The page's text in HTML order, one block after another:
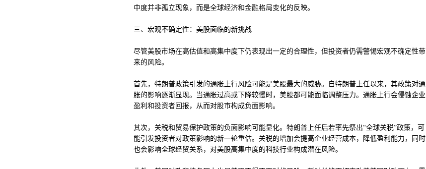
中度并非孤立现象，而是全球经济和金融格局变化的反映。
三、宏观不确定性：美股面临的新挑战
尽管美股市场在高估值和高集中度下仍表现出一定的合理性，但投资者仍需警惕宏观不确定性带
来的风险。
首先，特朗普政策引发的通胀上行风险可能是美股最大的威胁。自特朗普上任以来，其政策对通
胀的影响逐渐显现。当通胀过高或下降较慢时，美股都可能面临调整压力。通胀上行会侵蚀企业
盈利和投资者回报，从而对股市构成负面影响。
其次，关税和贸易保护政策的负面影响可能显化。特朗普上任后若率先祭出“全球关税”政策，可
能引发投资者对政策影响的新一轮重估。关税的增加会提高企业经营成本，降低盈利能力，同时
也会影响全球经贸关系，对美股高集中度的科技行业构成潜在风险。